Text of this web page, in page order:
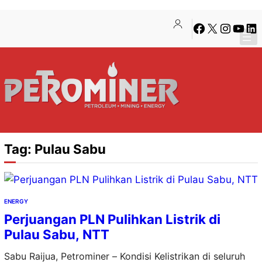
konten
content
Facebook
X Instagram
Tag: Pulau Sabu
ENERGY
Perjuangan PLN Pulihkan Listrik di
Pulau Sabu, NTT
Sabu Raijua, Petrominer – Kondisi Kelistrikan di seluruh